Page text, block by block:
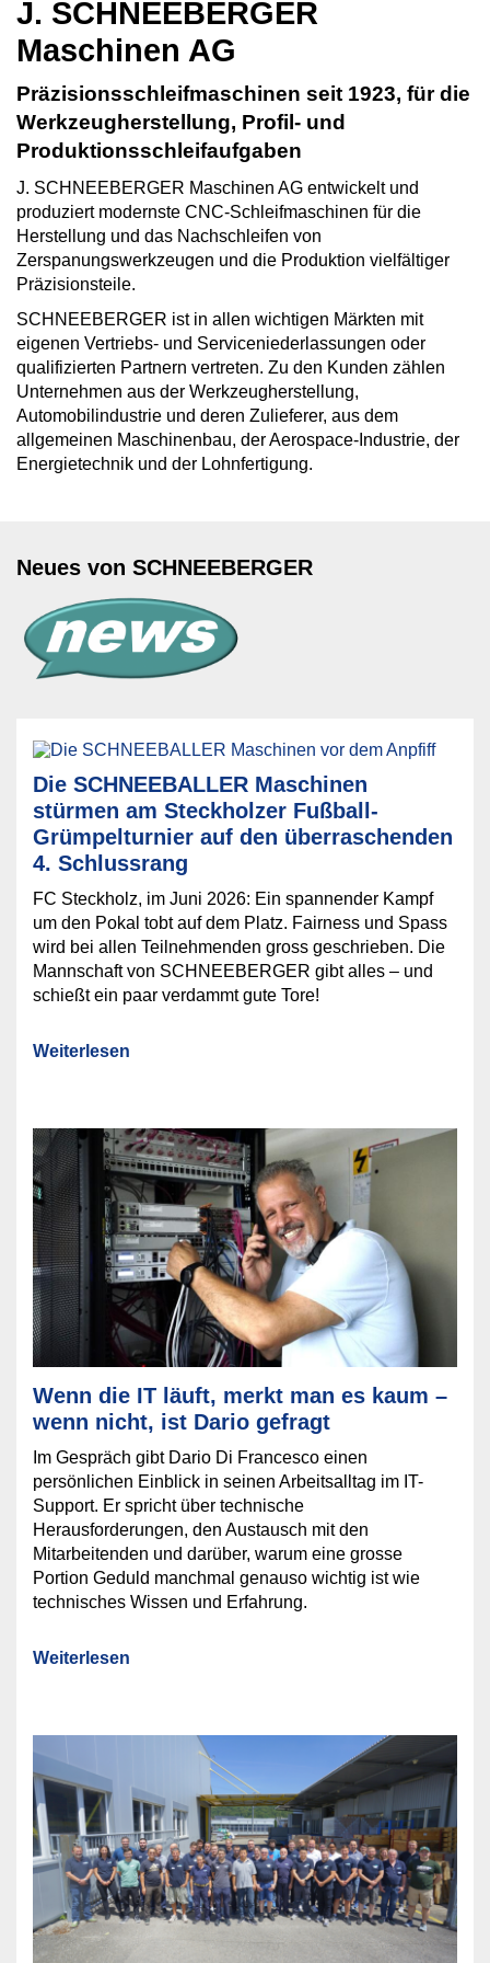
J. SCHNEEBERGER
Maschinen AG
Präzisionsschleifmaschinen seit 1923, für die
Werkzeugherstellung, Profil- und
Produktionsschleifaufgaben
J. SCHNEEBERGER Maschinen AG entwickelt und
produziert modernste CNC-Schleifmaschinen für die
Herstellung und das Nachschleifen von
Zerspanungswerkzeugen und die Produktion vielfältiger
Präzisionsteile.
SCHNEEBERGER ist in allen wichtigen Märkten mit
eigenen Vertriebs- und Serviceniederlassungen oder
qualifizierten Partnern vertreten. Zu den Kunden zählen
Unternehmen aus der Werkzeugherstellung,
Automobilindustrie und deren Zulieferer, aus dem
allgemeinen Maschinenbau, der Aerospace-Industrie, der
Energietechnik und der Lohnfertigung.
Neues von SCHNEEBERGER
Die SCHNEEBALLER Maschinen
stürmen am Steckholzer Fußball-
Grümpelturnier auf den überraschenden
4. Schlussrang
FC Steckholz, im Juni 2026: Ein spannender Kampf
um den Pokal tobt auf dem Platz. Fairness und Spass
wird bei allen Teilnehmenden gross geschrieben. Die
Mannschaft von SCHNEEBERGER gibt alles – und
schießt ein paar verdammt gute Tore!
Weiterlesen
Wenn die IT läuft, merkt man es kaum –
wenn nicht, ist Dario gefragt
Im Gespräch gibt Dario Di Francesco einen
persönlichen Einblick in seinen Arbeitsalltag im IT-
Support. Er spricht über technische
Herausforderungen, den Austausch mit den
Mitarbeitenden und darüber, warum eine grosse
Portion Geduld manchmal genauso wichtig ist wie
technisches Wissen und Erfahrung.
Weiterlesen